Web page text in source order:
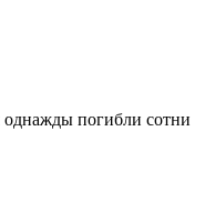
однажды погибли сотни